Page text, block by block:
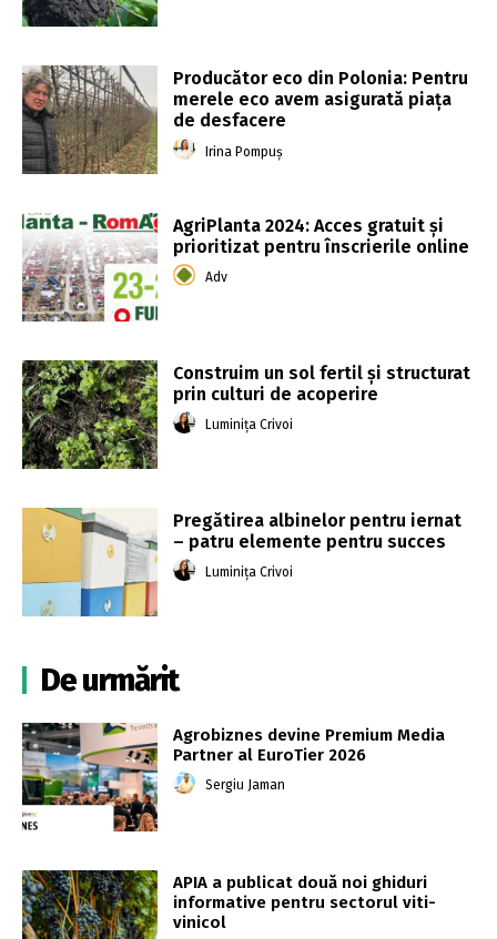
Producător eco din Polonia: Pentru
merele eco avem asigurată piața
de desfacere
Irina Pompuș
AgriPlanta 2024: Acces gratuit și
prioritizat pentru înscrierile online
Adv
Construim un sol fertil și structurat
prin culturi de acoperire
Luminița Crivoi
Pregătirea albinelor pentru iernat
– patru elemente pentru succes
Luminița Crivoi
De urmărit
Agrobiznes devine Premium Media
Partner al EuroTier 2026
Sergiu Jaman
APIA a publicat două noi ghiduri
informative pentru sectorul viti-
vinicol